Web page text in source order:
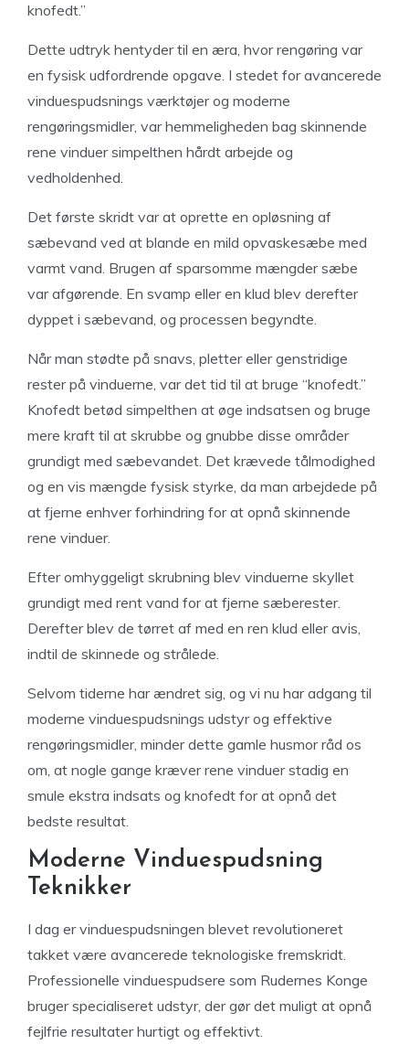
knofedt.”
Dette udtryk hentyder til en æra, hvor rengøring var
en fysisk udfordrende opgave. I stedet for avancerede
vinduespudsnings værktøjer og moderne
rengøringsmidler, var hemmeligheden bag skinnende
rene vinduer simpelthen hårdt arbejde og
vedholdenhed.
Det første skridt var at oprette en opløsning af
sæbevand ved at blande en mild opvaskesæbe med
varmt vand. Brugen af sparsomme mængder sæbe
var afgørende. En svamp eller en klud blev derefter
dyppet i sæbevand, og processen begyndte.
Når man stødte på snavs, pletter eller genstridige
rester på vinduerne, var det tid til at bruge “knofedt.”
Knofedt betød simpelthen at øge indsatsen og bruge
mere kraft til at skrubbe og gnubbe disse områder
grundigt med sæbevandet. Det krævede tålmodighed
og en vis mængde fysisk styrke, da man arbejdede på
at fjerne enhver forhindring for at opnå skinnende
rene vinduer.
Efter omhyggeligt skrubning blev vinduerne skyllet
grundigt med rent vand for at fjerne sæberester.
Derefter blev de tørret af med en ren klud eller avis,
indtil de skinnede og strålede.
Selvom tiderne har ændret sig, og vi nu har adgang til
moderne vinduespudsnings udstyr og effektive
rengøringsmidler, minder dette gamle husmor råd os
om, at nogle gange kræver rene vinduer stadig en
smule ekstra indsats og knofedt for at opnå det
bedste resultat.
Moderne Vinduespudsning
Teknikker
I dag er vinduespudsningen blevet revolutioneret
takket være avancerede teknologiske fremskridt.
Professionelle vinduespudsere som Rudernes Konge
bruger specialiseret udstyr, der gør det muligt at opnå
fejlfrie resultater hurtigt og effektivt.